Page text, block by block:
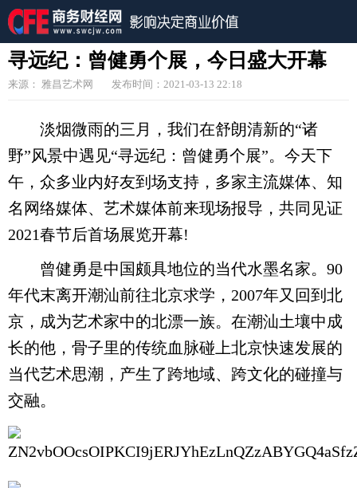
寻远纪：曾健勇个展，今日盛大开幕
来源： 雅昌艺术网 发布时间：2021-03-13 22:18
淡烟微雨的三月，我们在舒朗清新的“诸
野”风景中遇见“寻远纪：曾健勇个展”。今天下
午，众多业内好友到场支持，多家主流媒体、知
名网络媒体、艺术媒体前来现场报导，共同见证
2021春节后首场展览开幕!
曾健勇是中国颇具地位的当代水墨名家。90
年代末离开潮汕前往北京求学，2007年又回到北
京，成为艺术家中的北漂一族。在潮汕土壤中成
长的他，骨子里的传统血脉碰上北京快速发展的
当代艺术思潮，产生了跨地域、跨文化的碰撞与
交融。